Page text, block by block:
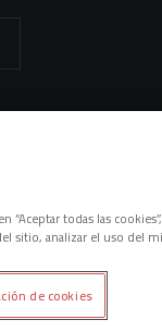
contenidos
“Aceptar todas las
sitio, analizar el uso del
de cookies